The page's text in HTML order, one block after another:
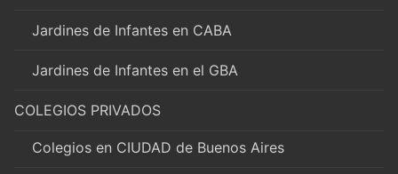
Jardines de Infantes en CABA
Jardines de Infantes en el GBA
COLEGIOS PRIVADOS
Colegios en CIUDAD de Buenos Aires